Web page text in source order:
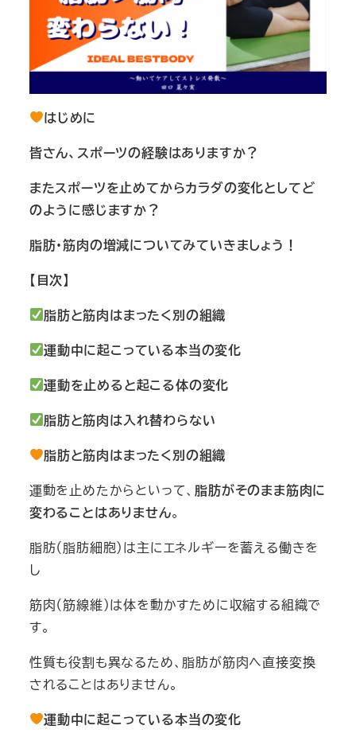
はじめに
皆さん、スポーツの経験はありますか？
またスポーツを止めてからカラダの変化としてど
のように感じますか？
脂肪・筋肉の増減についてみていきましょう！
【目次】
脂肪と筋肉はまったく別の組織
運動中に起こっている本当の変化
運動を止めると起こる体の変化
脂肪と筋肉は入れ替わらない
脂肪と筋肉はまったく別の組織
運動を止めたからといって、 脂肪がそのまま筋肉に
変わることはありません。
脂肪（脂肪細胞）は主にエネルギーを蓄える働きを
し
筋肉（筋線維）は体を動かすために収縮する組織で
す。
性質も役割も異なるため、脂肪が筋肉へ直接変換
されることはありません。
運動中に起こっている本当の変化